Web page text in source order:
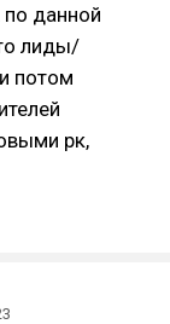
данной
лиды/
потом
рк,